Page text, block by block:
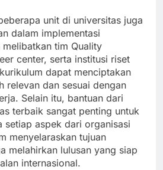
unit di universitas juga
dalam implementasi
tim Quality
center, serta institusi riset
dapat menciptakan
relevan dan sesuai dengan
Selain itu, bantuan dari
terbaik sangat penting untuk
setiap aspek dari organisasi
menyelaraskan tujuan
melahirkan lulusan yang siap
internasional.